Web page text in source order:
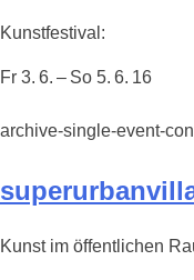
Kunstfestival:
Fr 3. 6. – So 5. 6. 16
archive-single-event-
Kunst im öffentlichen